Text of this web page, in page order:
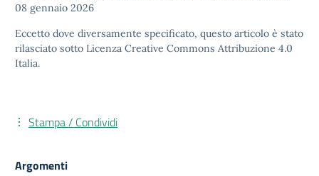
08 gennaio 2026
Eccetto dove diversamente specificato, questo articolo è stato
rilasciato sotto Licenza Creative Commons Attribuzione 4.0
Italia.
Stampa / Condividi
Argomenti